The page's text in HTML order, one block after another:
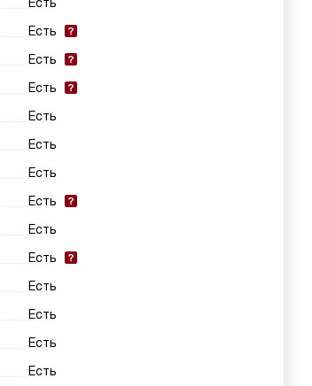
Есть
Есть
Есть
Есть
Есть
Есть
Есть
Есть
Есть
Есть
Есть
Есть
Есть